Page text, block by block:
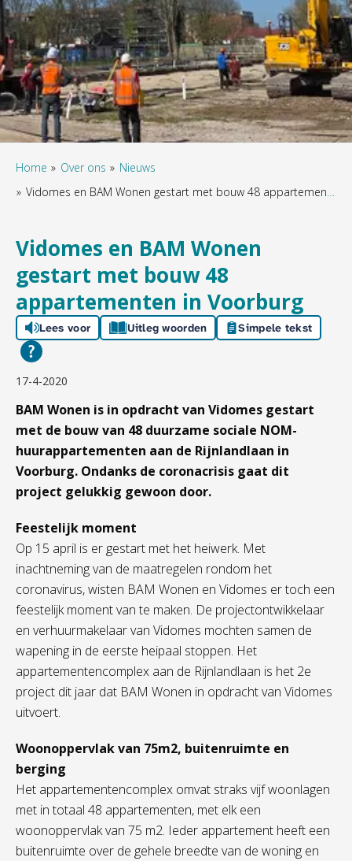
Home Over ons
Nieuws
Vidomes en BAM Wonen gestart met bouw 48 appartementen in Voorburg
Vidomes en BAM Wonen
gestart met bouw 48
appartementen in Voorburg
Lees voor Uitleg woorden Simpele tekst
17-4-2020
BAM Wonen is in opdracht van Vidomes gestart
met de bouw van 48 duurzame sociale NOM-
huurappartementen aan de Rijnlandlaan in
Voorburg. Ondanks de coronacrisis gaat dit
project gelukkig gewoon door.
Feestelijk moment
Op 15 april is er gestart met het heiwerk. Met
inachtneming van de maatregelen rondom het
coronavirus, wisten BAM Wonen en Vidomes er toch een
feestelijk moment van te maken. De projectontwikkelaar
en verhuurmakelaar van Vidomes mochten samen de
wapening in de eerste heipaal stoppen. Het
appartementencomplex aan de Rijnlandlaan is het 2e
project dit jaar dat BAM Wonen in opdracht van Vidomes
uitvoert.
Woonoppervlak van 75m2, buitenruimte en
berging
Het appartementencomplex omvat straks vijf woonlagen
met in totaal 48 appartementen, met elk een
woonoppervlak van 75 m2. Ieder appartement heeft een
buitenruimte over de gehele breedte van de woning en